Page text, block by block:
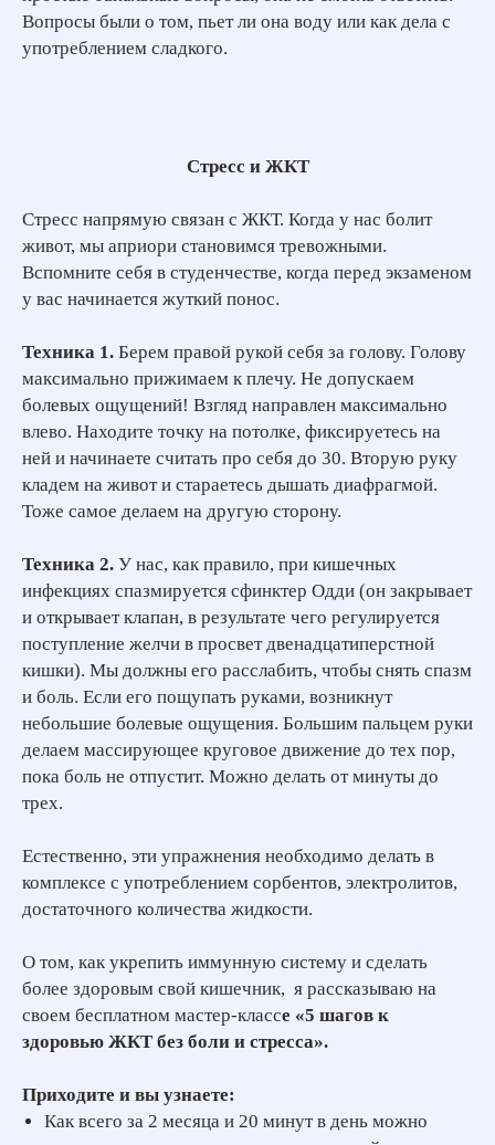
Вопросы были о том, пьет ли она воду или как дела с
употреблением сладкого.
Стресс и ЖКТ
Стресс напрямую связан с ЖКТ. Когда у нас болит
живот, мы априори становимся тревожными.
Вспомните себя в студенчестве, когда перед экзаменом
у вас начинается жуткий понос.
Техника 1. Берем правой рукой себя за голову. Голову
максимально прижимаем к плечу. Не допускаем
болевых ощущений! Взгляд направлен максимально
влево. Находите точку на потолке, фиксируетесь на
ней и начинаете считать про себя до 30. Вторую руку
кладем на живот и стараетесь дышать диафрагмой.
Тоже самое делаем на другую сторону.
Техника 2. У нас, как правило, при кишечных
инфекциях спазмируется сфинктер Одди (он закрывает
и открывает клапан, в результате чего регулируется
поступление желчи в просвет двенадцатиперстной
кишки). Мы должны его расслабить, чтобы снять спазм
и боль. Если его пощупать руками, возникнут
небольшие болевые ощущения. Большим пальцем руки
делаем массирующее круговое движение до тех пор,
пока боль не отпустит. Можно делать от минуты до
трех.
Естественно, эти упражнения необходимо делать в
комплексе с употреблением сорбентов, электролитов,
достаточного количества жидкости.
О том, как укрепить иммунную систему и сделать
более здоровым свой кишечник, я рассказываю на
своем бесплатном мастер-классе «5 шагов к
здоровью ЖКТ без боли и стресса».
Приходите и вы узнаете:
Как всего за 2 месяца и 20 минут в день можно
ЗАРЕГИСТРИРОВАТЬСЯ БЕСПЛАТНО